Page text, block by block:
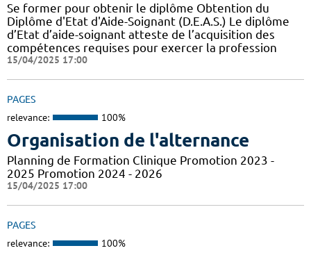
Se former pour obtenir le diplôme Obtention du
Diplôme d'Etat d'Aide-Soignant (D.E.A.S.) Le diplôme
d’Etat d’aide-soignant atteste de l’acquisition des
compétences requises pour exercer la profession
15/04/2025 17:00
PAGES
relevance: 100%
Organisation de l'alternance
Planning de Formation Clinique Promotion 2023 -
2025 Promotion 2024 - 2026
15/04/2025 17:00
PAGES
relevance: 100%